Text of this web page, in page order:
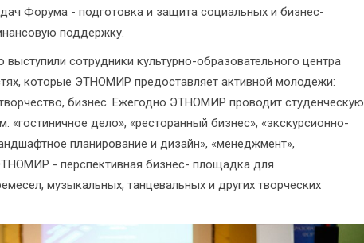
Форума - подготовка и защита социальных и бизнес-
поддержку.
сотрудники культурно-образовательного центра
которые ЭТНОМИР предоставляет активной молодежи:
бизнес. Ежегодно ЭТНОМИР проводит студенческую
дело», «ресторанный бизнес», «экскурсионно-
планирование и дизайн», «менеджмент»,
- перспективная бизнес- площадка для
музыкальных, танцевальных и других творческих